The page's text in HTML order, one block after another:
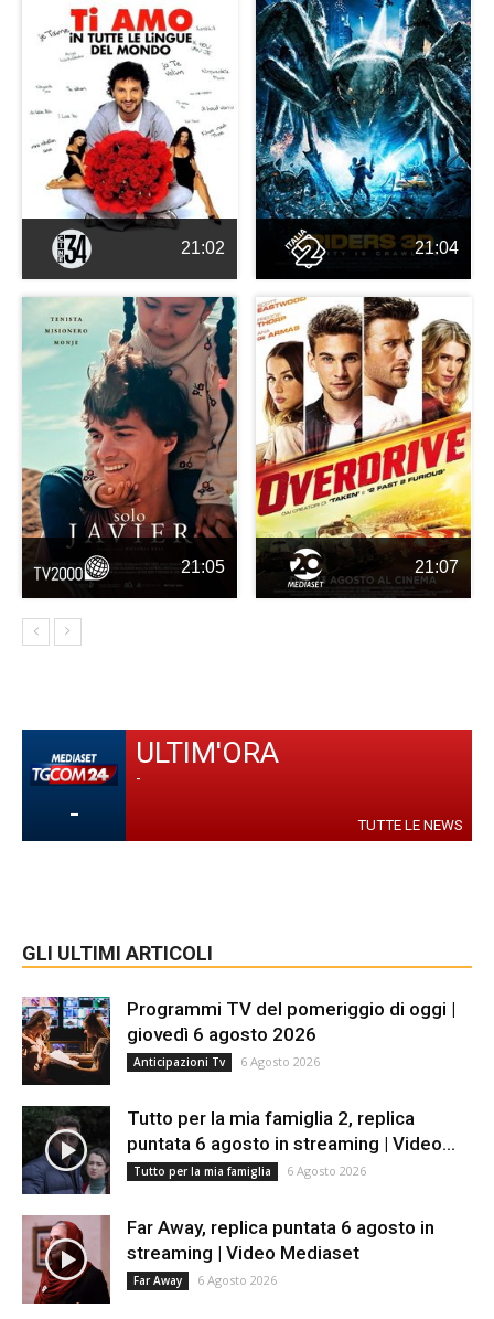
21:02 21:04
21:05 21:07
-
ULTIM'ORA
-
TUTTE LE NEWS
GLI ULTIMI ARTICOLI
Programmi TV del pomeriggio di oggi |
giovedì 6 agosto 2026
Anticipazioni Tv 6 Agosto 2026
Tutto per la mia famiglia 2, replica
puntata 6 agosto in streaming | Video...
Tutto per la mia famiglia 6 Agosto 2026
Far Away, replica puntata 6 agosto in
streaming | Video Mediaset
Far Away 6 Agosto 2026